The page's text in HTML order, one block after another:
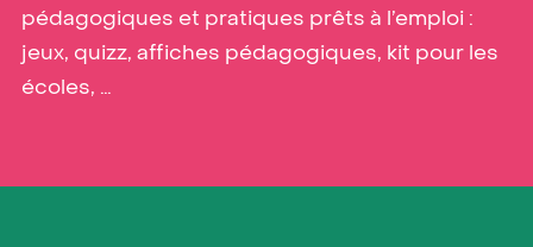
pédagogiques et pratiques prêts à l’emploi :
jeux, quizz, affiches pédagogiques, kit pour les
écoles, …